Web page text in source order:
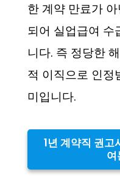
한 계약 만료가
되어 실업급여 수
니다. 즉 정당한
적 이직으로 인정
미입니다.
1년 계약직 권
여